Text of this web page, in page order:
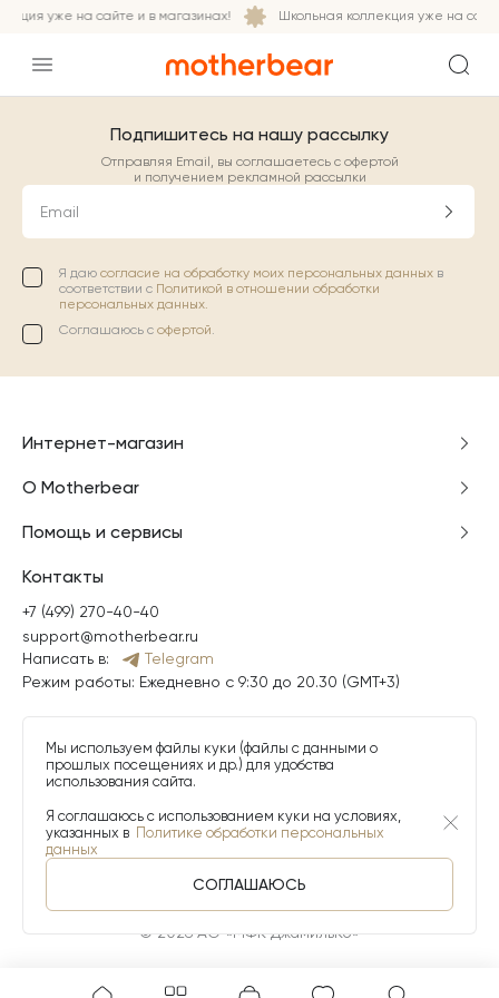
уже на сайте и в магазинах! Школьная коллекция уже на
Подпишитесь на нашу рассылку
Отправляя Email, вы соглашаетесь с офертой
и получением рекламной рассылки
Email
Я даю согласие на обработку моих персональных данных в
соответствии с Политикой в отношении обработки
персональных данных.
Соглашаюсь с офертой.
Интернет-магазин
О Motherbear
Помощь и сервисы
Контакты
+7 (499) 270-40-40
support@motherbear.ru
Написать в:
Telegram
Режим работы: Ежедневно с 9:30 до 20.30 (GMT+3)
© 2026 АО «МФК ДжамильКо»
Мы используем файлы куки (файлы с данными о
прошлых посещениях и др.) для удобства
использования сайта.
Я соглашаюсь с использованием куки на условиях,
указанных в Политике обработки персональных
данных
СОГЛАШАЮСЬ